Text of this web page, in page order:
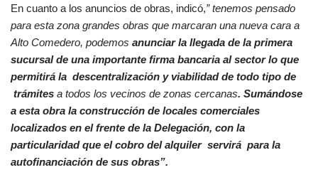
En cuanto a los anuncios de obras, indicó,” tenemos pensado
para esta zona grandes obras que marcaran una nueva cara a
Alto Comedero, podemos anunciar la llegada de la primera
sucursal de una importante firma bancaria al sector lo que
permitirá la descentralización y viabilidad de todo tipo de
trámites a todos los vecinos de zonas cercanas. Sumándose
a esta obra la construcción de locales comerciales
localizados en el frente de la Delegación, con la
particularidad que el cobro del alquiler servirá para la
autofinanciación de sus obras”.